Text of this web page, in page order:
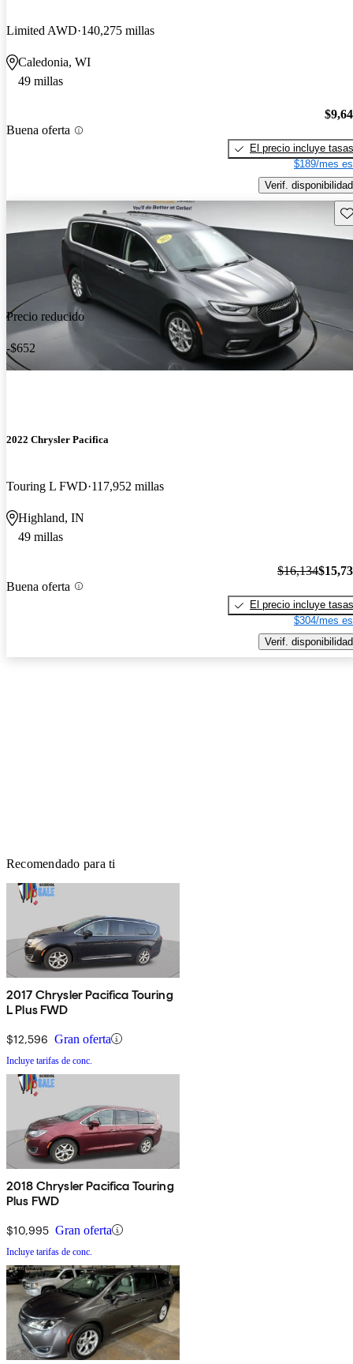
Limited AWD 140,275 millas
Caledonia, WI
49 millas
Buena oferta
El precio incluye tasas
$189/mes
Verif. disponibilidad
Precio reducido
-$652
2022 Chrysler Pacifica
Touring L FWD 117,952 millas
Highland, IN
49 millas
Buena oferta
$16,134
El precio incluye tasas
$304/mes
Verif. disponibilidad
Recomendado para ti
2017 Chrysler Pacifica Touring
L Plus FWD
$12,596 Gran oferta
Incluye tarifas de conc.
2018 Chrysler Pacifica Touring
Plus FWD
$10,995 Gran oferta
Incluye tarifas de conc.